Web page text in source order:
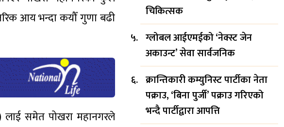
आय भन्दा कयौँ गुणा बढी
लाई समेत पोखरा महानगरले
चिकित्सक
ग्लोबल आईएमईको ‘नेक्स्ट जेन
अकाउन्ट’ सेवा सार्वजनिक
क्रान्तिकारी कम्युनिस्ट पार्टीका नेता
पक्राउ, ‘बिना पुर्जी’ पक्राउ गरिएको
भन्दै पार्टीद्वारा आपत्ति